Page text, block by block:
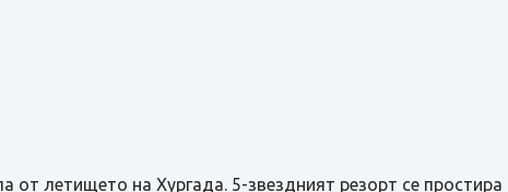
от летището на Хургада. 5-звездният резорт се простира